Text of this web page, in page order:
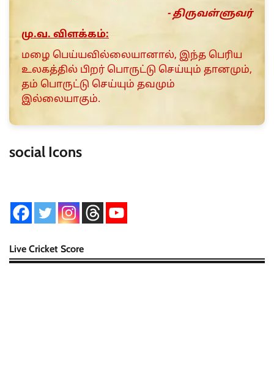
- திருவள்ளுவர்
மு.வ. விளக்கம்:
மழை பெய்யவில்லையானால், இந்த பெரிய
உலகத்தில் பிறர் பொருட்டு செய்யும் தானமும்,
தம் பொருட்டு செய்யும் தவமும்
இல்லையாகும்.
social Icons
Live Cricket Score